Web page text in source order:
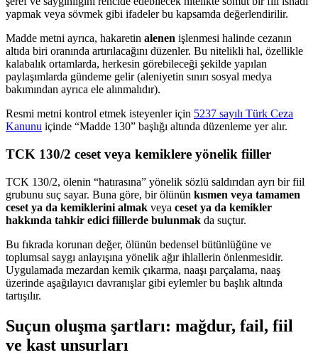
yapmak veya sövmek gibi ifadeler bu kapsamda değerlendirilir.
Madde metni ayrıca, hakaretin alenen işlenmesi halinde cezanın
altıda biri oranında artırılacağını düzenler. Bu nitelikli hal, özellikle
kalabalık ortamlarda, herkesin görebileceği şekilde yapılan
paylaşımlarda gündeme gelir (aleniyetin sınırı sosyal medya
bakımından ayrıca ele alınmalıdır).
Resmi metni kontrol etmek isteyenler için 5237 sayılı Türk Ceza
Kanunu içinde “Madde 130” başlığı altında düzenleme yer alır.
TCK 130/2 ceset veya kemiklere yönelik fiiller
TCK 130/2, ölenin “hatırasına” yönelik sözlü saldırıdan ayrı bir fiil
grubunu suç sayar. Buna göre, bir ölünün kısmen veya tamamen
ceset ya da kemiklerini almak veya ceset ya da kemikler
hakkında tahkir edici fiillerde bulunmak da suçtur.
Bu fıkrada korunan değer, ölünün bedensel bütünlüğüne ve
toplumsal saygı anlayışına yönelik ağır ihlallerin önlenmesidir.
Uygulamada mezardan kemik çıkarma, naaşı parçalama, naaş
üzerinde aşağılayıcı davranışlar gibi eylemler bu başlık altında
tartışılır.
Suçun oluşma şartları: mağdur, fail, fiil
ve kast unsurları